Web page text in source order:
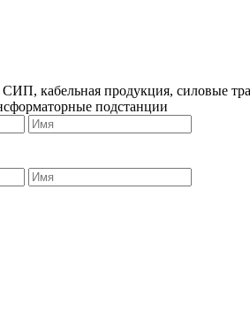
кабельная продукция, силовые
подстанции